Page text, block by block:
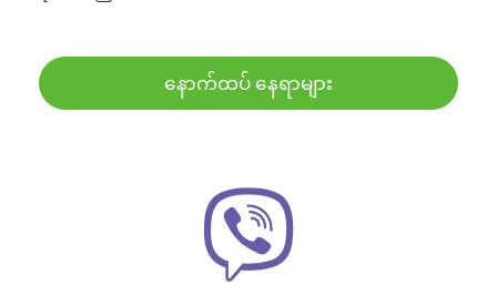
နောက်ထပ် နေရာများ